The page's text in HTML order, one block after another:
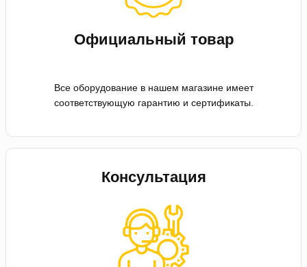
Официальный товар
Все оборудование в нашем магазине имеет
соответствующую гарантию и сертификаты.
Консультация